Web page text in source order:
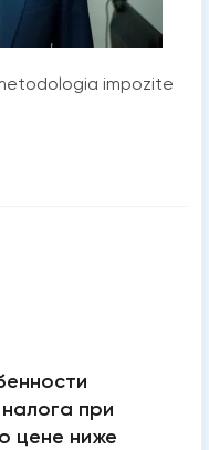
impozite
при
цене ниже